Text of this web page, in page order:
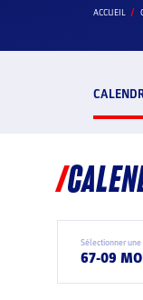
ACCUEIL
Sélectionner une
67-09